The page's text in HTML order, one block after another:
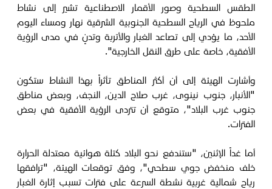
الطقس السطحية وصور الأقمار الاصطناعية تشير إلى نشاط
ملحوظ في الرياح السطحية الجنوبية الشرقية نهار ومساء اليوم
الأحد، ما يؤدي إلى تصاعد الغبار والأتربة وتدنٍ في مدى الرؤية
الأفقية، خاصة على طرق النقل الخارجية".
وأشارت الهيئة إلى أن أكثر المناطق تأثراً بهذا النشاط ستكون
"الأنبار، جنوب نينوى، غرب صلاح الدين، النجف، وبعض مناطق
جنوب غرب البلاد"، متوقع أن تتردى الرؤية الأفقية في بعض
الفترات.
أما غداً الإثنين، "ستندفع نحو البلاد كتلة هوائية معتدلة الحرارة
خلف منخفض جوي سطحي"، وفق توقعات الهيئة، "ترافقها
رياح شمالية غربية نشطة السرعة على فترات تسبب إثارة الغبار